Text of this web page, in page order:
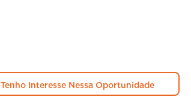
Tenho Interesse Nessa Oportunidade